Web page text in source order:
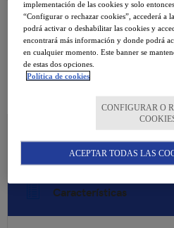
Matricúlate aquí
Breve descripción
Características
implementación de las cookies y solo
“Configurar o rechazar cookies”, accederá a
podrá activar o deshabilitar las cookies y
encontrará más información y donde podrá
en cualquier momento. Este banner se
de estas dos opciones.
Política de cookies
CONFIGURAR O
ACEPTAR TODAS LAS